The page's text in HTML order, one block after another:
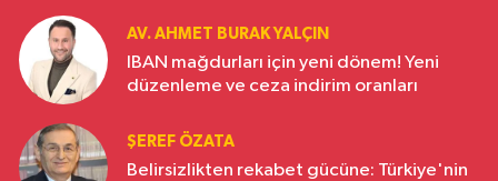
AV. AHMET BURAK YALÇIN
IBAN mağdurları için yeni dönem! Yeni
düzenleme ve ceza indirim oranları
ŞEREF ÖZATA
Belirsizlikten rekabet gücüne: Türkiye'nin